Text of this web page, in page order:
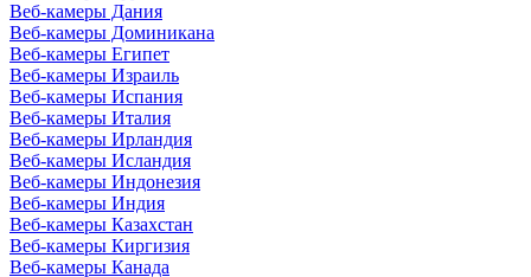
Веб-камеры Дания
Веб-камеры Доминикана
Веб-камеры Египет
Веб-камеры Израиль
Веб-камеры Испания
Веб-камеры Италия
Веб-камеры Ирландия
Веб-камеры Исландия
Веб-камеры Индонезия
Веб-камеры Индия
Веб-камеры Казахстан
Веб-камеры Киргизия
Веб-камеры Канада